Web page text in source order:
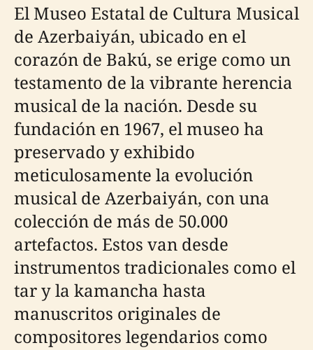
El Museo Estatal de Cultura Musical
de Azerbaiyán, ubicado en el
corazón de Bakú, se erige como un
testamento de la vibrante herencia
musical de la nación. Desde su
fundación en 1967, el museo ha
preservado y exhibido
meticulosamente la evolución
musical de Azerbaiyán, con una
colección de más de 50.000
artefactos. Estos van desde
instrumentos tradicionales como el
tar y la kamancha hasta
manuscritos originales de
compositores legendarios como